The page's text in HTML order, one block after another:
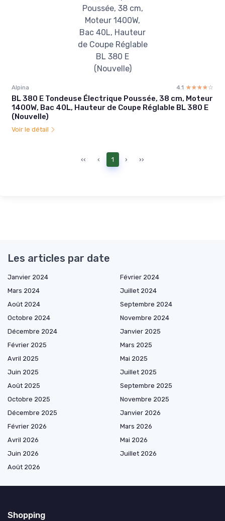
Alpina 4.1 ☆☆☆☆☆
★★★★★
BL 380 E Tondeuse Électrique Poussée, 38 cm, Moteur
1400W, Bac 40L, Hauteur de Coupe Réglable BL 380 E
(Nouvelle)
Voir le détail
‹‹ ‹ 1 › ››
Les articles par date
Janvier 2024
Février 2024
Mars 2024
Juillet 2024
Août 2024
Septembre 2024
Octobre 2024
Novembre 2024
Décembre 2024
Janvier 2025
Février 2025
Mars 2025
Avril 2025
Mai 2025
Juin 2025
Juillet 2025
Août 2025
Septembre 2025
Octobre 2025
Novembre 2025
Décembre 2025
Janvier 2026
Février 2026
Mars 2026
Avril 2026
Mai 2026
Juin 2026
Juillet 2026
Août 2026
Shopping